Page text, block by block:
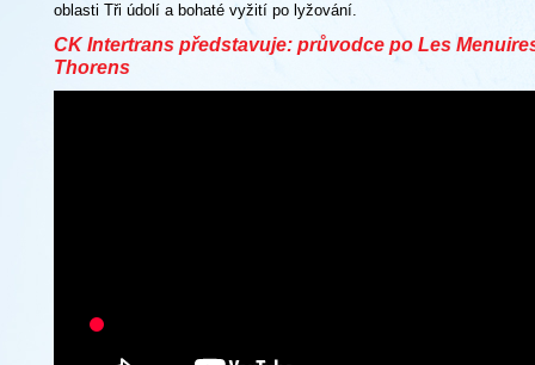
oblasti Tři údolí a bohaté vyžití po lyžování.
CK Intertrans představuje: průvodce po Les
Thorens